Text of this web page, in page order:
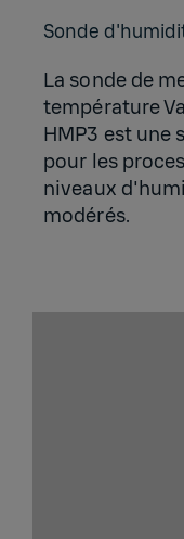
Sonde
La sonde de
température
HMP3 est une
pour les
niveaux
modérés.